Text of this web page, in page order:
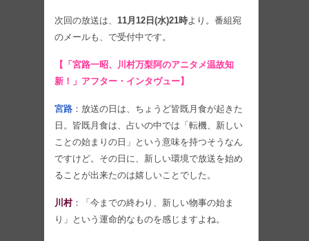
次回の放送は、 11月12日(水)21時より。番組宛
のメールも、 で受付中です。
【「宮路一昭、川村万梨阿のアニタメ温故知
新！」アフター・インタヴュー】
宮路 ：放送の日は、ちょうど皆既月食が起きた
日。皆既月食は、占いの中では「転機、新しい
ことの始まりの日」という意味を持つそうなん
ですけど。その日に、新しい環境で放送を始め
ることが出来たのは嬉しいことでした。
川村：「今までの終わり、新しい物事の始ま
り」という運命的なものを感じますよね。